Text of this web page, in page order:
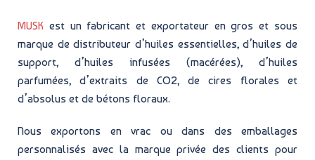
MUSK est un fabricant et exportateur en gros et sous
marque de distributeur d’huiles essentielles, d’huiles de
support, d’huiles infusées (macérées), d’huiles
parfumées, d’extraits de CO2, de cires florales et
d’absolus et de bétons floraux.
Nous exportons en vrac ou dans des emballages
personnalisés avec la marque privée des clients pour